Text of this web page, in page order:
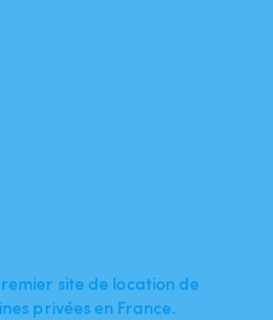
site de location de
privées en France.